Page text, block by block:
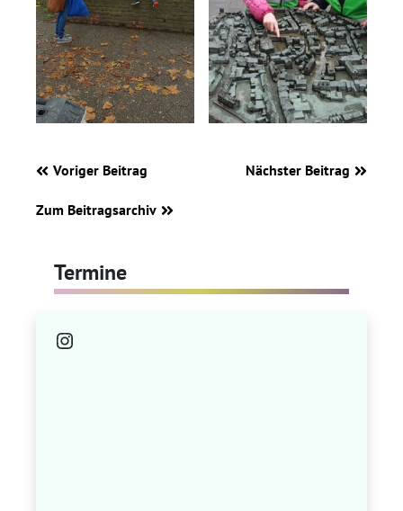
Voriger Beitrag Nächster Beitrag
Zum Beitragsarchiv
Termine
Instagram